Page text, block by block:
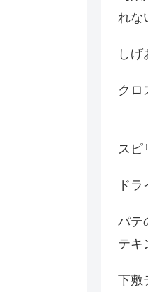
れな
し
クロ
スピ
ド
パ
テ
下敷